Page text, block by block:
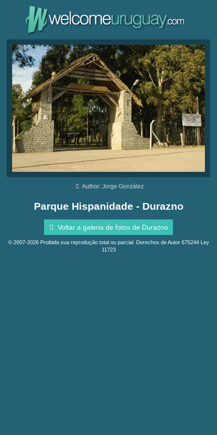
Author: Jorge González
Parque Hispanidade - Durazno
Voltar a galeria de fotos de Durazno
© 2007-2026 Proibida sua reprodução total ou parcial. Derechos de Autor 675244 Ley
11723